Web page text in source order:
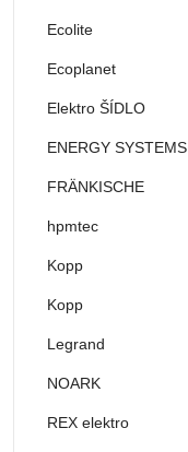
Ecolite
Ecoplanet
Elektro ŠÍDLO
ENERGY SYSTEMS
FRÄNKISCHE
hpmtec
Kopp
Kopp
Legrand
NOARK
REX elektro